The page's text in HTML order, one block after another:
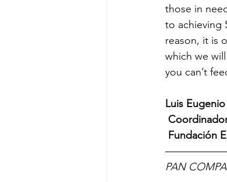
those in
to achieving
reason, it is
which we
you can’t
Luis
Fundación
PAN